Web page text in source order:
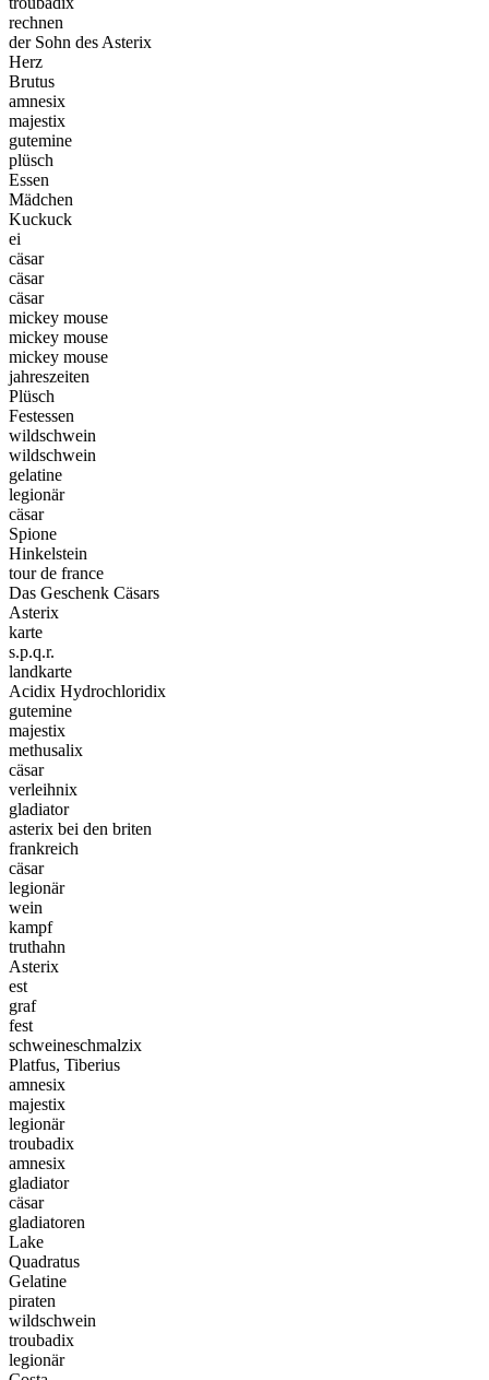
rechnen
der Sohn des Asterix
Herz
Brutus
amnesix
majestix
gutemine
plüsch
Essen
Mädchen
Kuckuck
ei
cäsar
cäsar
cäsar
mickey mouse
mickey mouse
mickey mouse
jahreszeiten
Plüsch
Festessen
wildschwein
wildschwein
gelatine
legionär
cäsar
Spione
Hinkelstein
tour de france
Das Geschenk Cäsars
Asterix
karte
s.p.q.r.
landkarte
Acidix Hydrochloridix
gutemine
majestix
methusalix
cäsar
verleihnix
gladiator
asterix bei den briten
frankreich
cäsar
legionär
wein
kampf
truthahn
Asterix
est
graf
fest
schweineschmalzix
Platfus, Tiberius
amnesix
majestix
legionär
troubadix
amnesix
gladiator
cäsar
gladiatoren
Lake
Quadratus
Gelatine
piraten
wildschwein
troubadix
legionär